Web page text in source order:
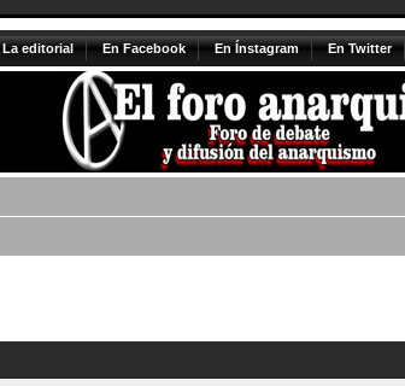
La editorial En Facebook En Ínstagram En Twitter